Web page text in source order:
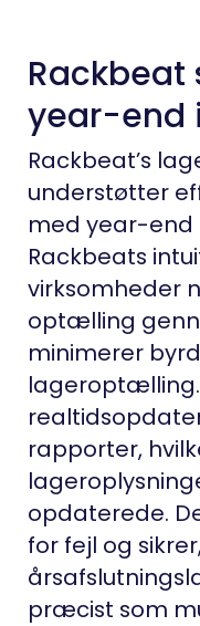
Rackbeat
year-end
Rackbeat’s
understøtter
med year-end
Rackbeats
virksomheder
optælling
minimerer
rapporter,
opdaterede.
for fejl og
præcist som